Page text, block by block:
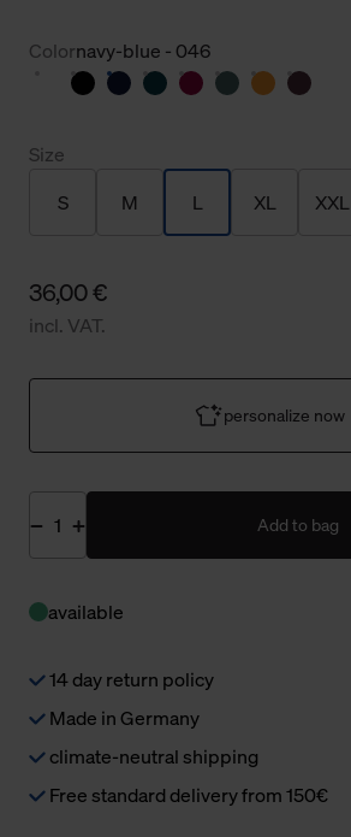
Colornavy-blue - 046
Size
S M L XL XXL
36,00 €
incl. VAT.
personalize now
Add to bag
available
14 day return policy
Made in Germany
climate-neutral shipping
Free standard delivery from 150€